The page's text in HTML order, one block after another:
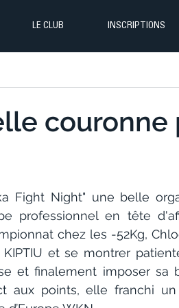
LE CLUB INSCRIPTIONS
couronne
Fight Night" une belle
professionnel en tête
chez les -52Kg,
KIPTIU et se montrer
et finalement imposer sa
aux points, elle franchi